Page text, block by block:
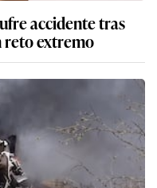
accidente tras
reto extremo